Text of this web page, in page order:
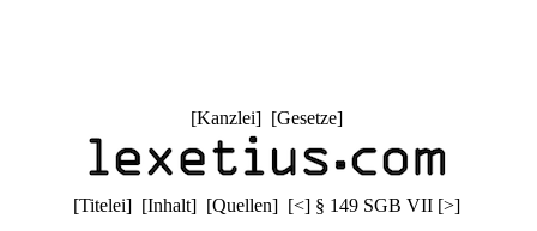
[Kanzlei] [Gesetze]
[Titelei] [Inhalt] [Quellen] [<] § 149 SGB VII [>]